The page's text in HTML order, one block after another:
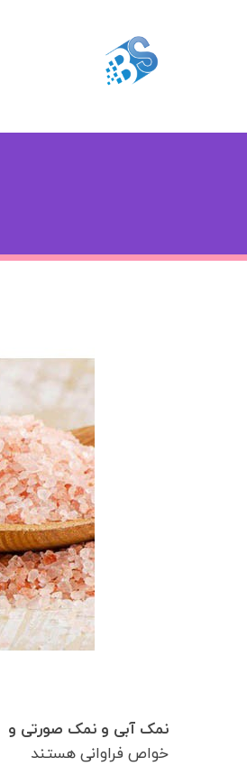
نمک آبی و نمک صورتی و
خواص فراوانی هستند